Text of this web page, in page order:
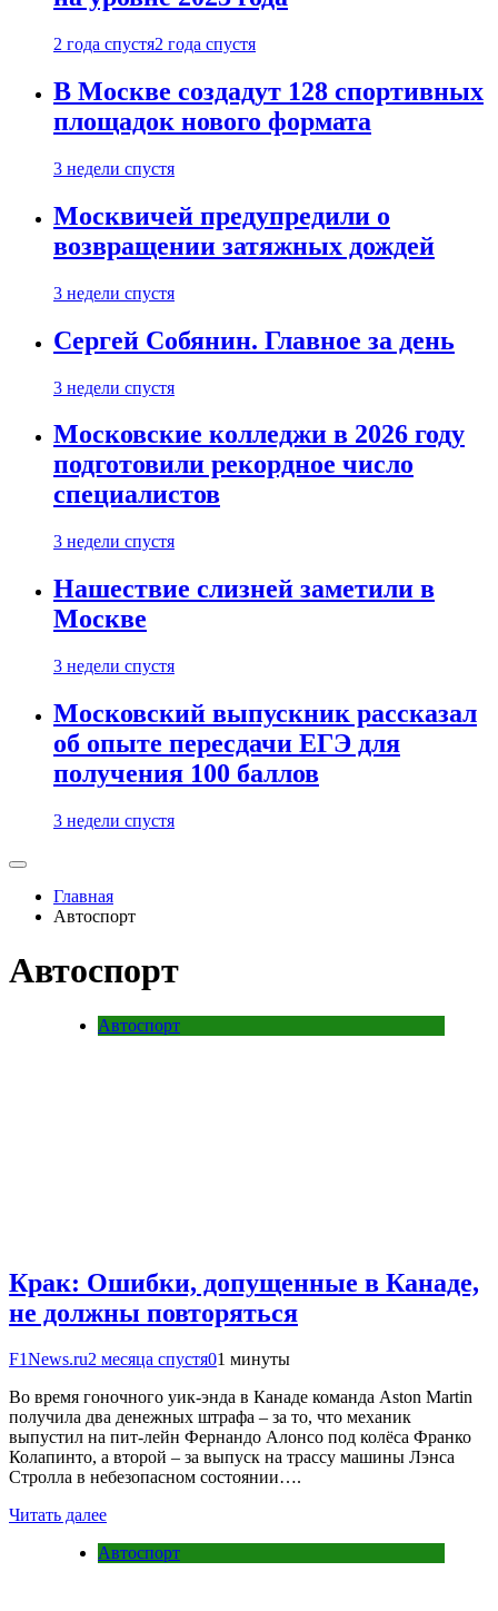
2 года спустя2 года спустя
В Москве создадут 128 спортивных
площадок нового формата
3 недели спустя
Москвичей предупредили о
возвращении затяжных дождей
3 недели спустя
Сергей Собянин. Главное за день
3 недели спустя
Московские колледжи в 2026 году
подготовили рекордное число
специалистов
3 недели спустя
Нашествие слизней заметили в
Москве
3 недели спустя
Московский выпускник рассказал
об опыте пересдачи ЕГЭ для
получения 100 баллов
3 недели спустя
Главная
Автоспорт
Автоспорт
Автоспорт
Крак: Ошибки, допущенные в Канаде,
не должны повторяться
F1News.ru2 месяца спустя01 минуты
Во время гоночного уик-энда в Канаде команда Aston Martin
получила два денежных штрафа – за то, что механик
выпустил на пит-лейн Фернандо Алонсо под колёса Франко
Колапинто, а второй – за выпуск на трассу машины Лэнса
Стролла в небезопасном состоянии….
Читать далее
Автоспорт